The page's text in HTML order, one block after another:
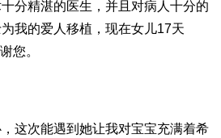
分精湛的医生，并且对病人十分的
我的爱人移植，现在女儿17天
您。
这次能遇到她让我对宝宝充满着希